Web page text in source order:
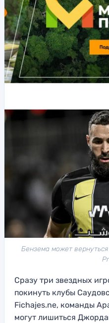
Бензема может
Сразу три звездных
покинуть клубы
Fichajes.ne, команды
могут лишиться